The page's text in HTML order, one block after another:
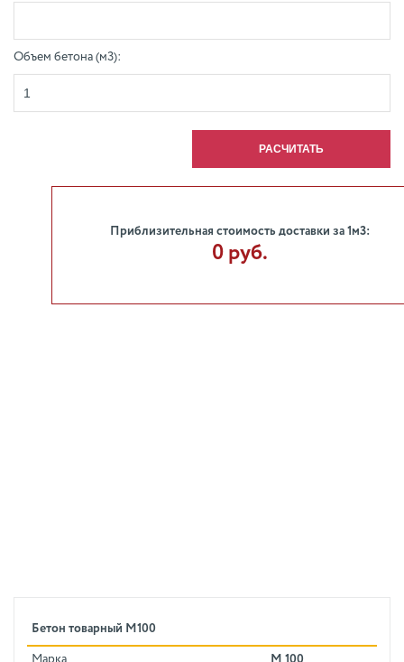
Объем бетона (м3):
Приблизительная стоимость доставки за 1м3:
0 руб.
Бетон товарный М100